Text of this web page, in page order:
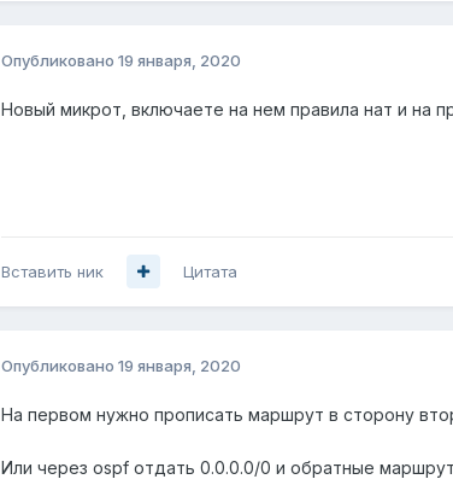
Опубликовано 19 января, 2020
Новый микрот, включаете на нем правила нат и на
Вставить ник Цитата
Опубликовано 19 января, 2020
На первом нужно прописать маршрут в сторону
Или через ospf отдать 0.0.0.0/0 и обратные